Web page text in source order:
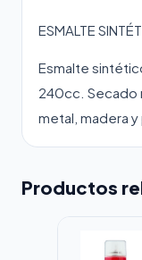
ESMALTE
Esmalte
240cc. Secado
metal, madera y
Productos